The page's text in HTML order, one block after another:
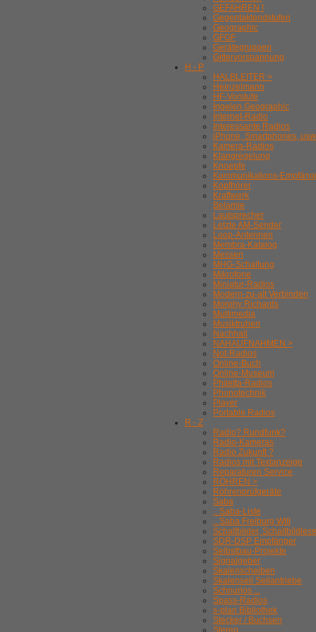
GEFAHREN !
Gegentaktendstufen
Geographic
GFGF
Gerätegruppen
Gittervorspannung
H - P
HALBLEITER >
Heinzelmann
HF-Vorstufe
Ingelen Geographic
Internet-Radio
Interessante Radios
iPhone, Smartphones,
Kamera-Radios
Klangregelung
Knoepfe
Kommunikations-
Kopfhörer
Kraftwerk
Belamie
Lautsprecher
Letzte AM-Sender
Loop-Antennen
Membra-Katalog
Messen
MHG-Schaltung
Mikrofone
Miniatur-Radios
Modern-zu-alt Verbinden
Morphy Richards
Multimedia
Musiktruhen
Nachhall
NAHAUFNAHMEN >
Not-Radios
Online-Buch
Online-Museum
Philetta-Radios
Phonotechnik
Player
Portable Radios
R - Z
Radio? Rundfunk?
Radio-Kameras
Radio Zukunft ?
Radios mit Textanzeige
Reparaturen Service
RÖHREN >
Röhrenprüfgeräte
Saba
.. Saba-Liste
.. Saba Freiburg WIII
Schaltbilder,
SDR-DSP Empfänger
Selbstbau-Projekte
Signalgeber
Skalenscheiben
Skalenseil Seilantriebe
Schnurlos ...
Spass-Radios
s-plan Bibliothek
Stecker / Buchsen
Stereo